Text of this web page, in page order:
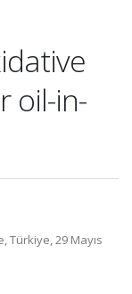
oil-in-
Türkiye, 29 Mayıs